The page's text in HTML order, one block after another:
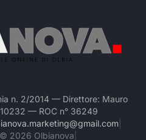
n. 2/2014 — Direttore: Mauro
— ROC n° 36249
© 2026 Olbianova